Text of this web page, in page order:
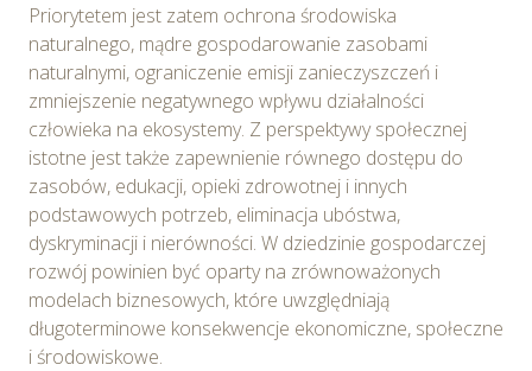
Priorytetem jest zatem ochrona środowiska
naturalnego, mądre gospodarowanie zasobami
naturalnymi, ograniczenie emisji zanieczyszczeń i
zmniejszenie negatywnego wpływu działalności
człowieka na ekosystemy. Z perspektywy społecznej
istotne jest także zapewnienie równego dostępu do
zasobów, edukacji, opieki zdrowotnej i innych
podstawowych potrzeb, eliminacja ubóstwa,
dyskryminacji i nierówności. W dziedzinie gospodarczej
rozwój powinien być oparty na zrównoważonych
modelach biznesowych, które uwzględniają
długoterminowe konsekwencje ekonomiczne, społeczne
i środowiskowe.